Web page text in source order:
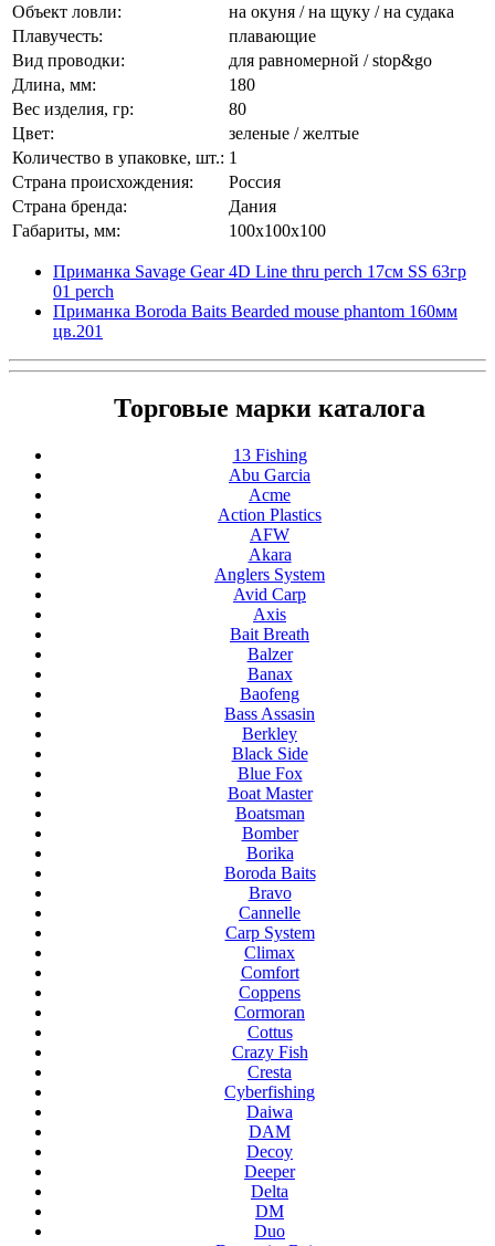
Объект ловли:
на окуня / на щуку / на судака
Плавучесть:
плавающие
Вид проводки:
для равномерной / stop&go
Длина, мм:
180
Вес изделия, гр:
80
Цвет:
зеленые / желтые
Количество в упаковке, шт.: 1
Страна происхождения:
Россия
Страна бренда:
Дания
Габариты, мм:
100x100x100
Приманка Savage Gear 4D Line thru perch 17см SS 63гр
01 perch
Приманка Boroda Baits Bearded mouse phantom 160мм
цв.201
Торговые марки каталога
13 Fishing
Abu Garcia
Acme
Action Plastics
AFW
Akara
Anglers System
Avid Carp
Axis
Bait Breath
Balzer
Banax
Baofeng
Bass Assasin
Berkley
Black Side
Blue Fox
Boat Master
Boatsman
Bomber
Borika
Boroda Baits
Bravo
Cannelle
Carp System
Climax
Comfort
Coppens
Cormoran
Cottus
Crazy Fish
Cresta
Cyberfishing
Daiwa
DAM
Decoy
Deeper
Delta
DM
Duo